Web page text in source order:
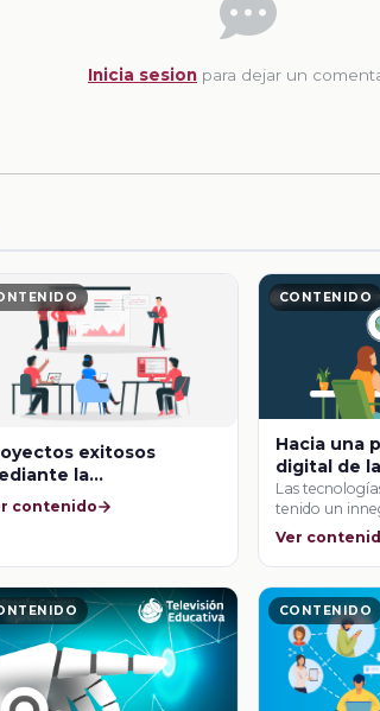
Inicia sesion para dejar un
exitosos
la
de la
contenido
CONTENIDO
Hacia una
digital de
docente
Las
tenido un
todas las
Ver
CONTENIDO